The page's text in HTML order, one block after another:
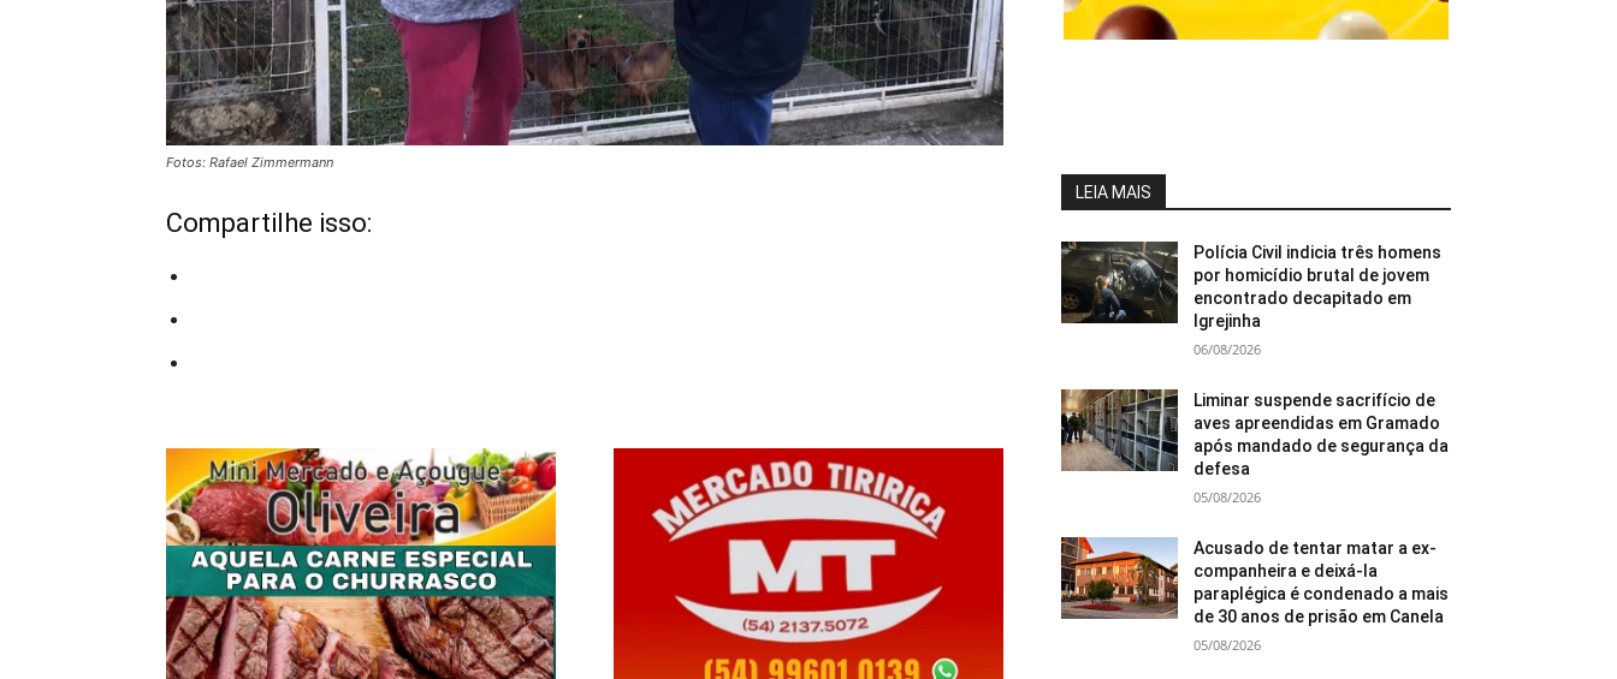
Fotos: Rafael Zimmermann
Compartilhe isso:
LEIA MAIS
Polícia Civil indicia três homens
por homicídio brutal de jovem
encontrado decapitado em
Igrejinha
06/08/2026
Liminar suspende sacrifício de
aves apreendidas em Gramado
após mandado de segurança da
defesa
05/08/2026
Acusado de tentar matar a ex-
companheira e deixá-la
paraplégica é condenado a mais
de 30 anos de prisão em Canela
05/08/2026